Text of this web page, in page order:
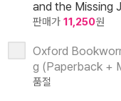
and the Missing
판매가 11,250원
Oxford
g (Paperback +
품절